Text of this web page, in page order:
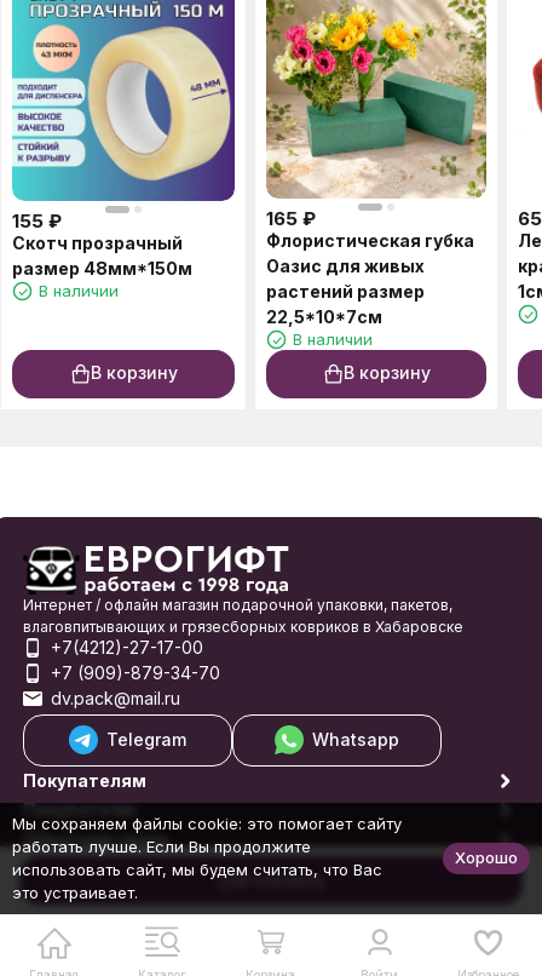
В корзину
155 ₽
Скотч прозрачный
размер 48мм*150м
В наличии
В корзину
165 ₽
Флористическая губка
Оазис для живых
растений размер
22,5*10*7см
В наличии
В корзину
65
Интернет / офлайн магазин подарочной упаковки, пакетов,
влаговпитывающих и грязесборных ковриков в Хабаровске
+7(4212)-27-17-00
+7 (909)-879-34-70
dv.pack@mail.ru
Telegram
Whatsapp
Покупателям
Покупателю
Обратная связь
© 1998-2026 Еврогифт
Мы сохраняем файлы cookie: это помогает сайту
работать лучше. Если Вы продолжите
использовать сайт, мы будем считать, что Вас
это устраивает.
Хорошо